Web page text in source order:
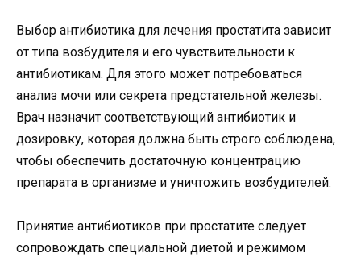
Выбор антибиотика для лечения простатита зависит
от типа возбудителя и его чувствительности к
антибиотикам. Для этого может потребоваться
анализ мочи или секрета предстательной железы.
Врач назначит соответствующий антибиотик и
дозировку, которая должна быть строго соблюдена,
чтобы обеспечить достаточную концентрацию
препарата в организме и уничтожить возбудителей.
Принятие антибиотиков при простатите следует
сопровождать специальной диетой и режимом